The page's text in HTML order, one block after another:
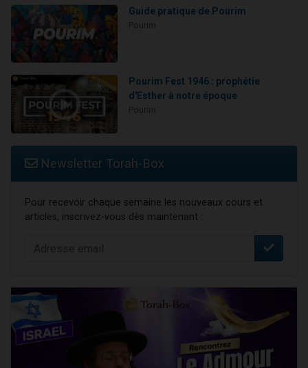
Guide pratique de Pourim
Pourim Fest 1946 : prophétie
d'Esther à notre époque
Newsletter Torah-Box
Pour recevoir chaque semaine les nouveaux cours et
articles, inscrivez-vous dès maintenant :